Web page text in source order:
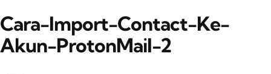
Cara-Import-Contact-Ke-
Akun-ProtonMail-2